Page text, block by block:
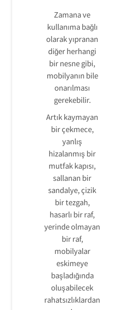
Zamana ve
kullanıma bağlı
olarak yıpranan
diğer herhangi
bir nesne gibi,
mobilyanın bile
onarılması
gerekebilir.
Artık kaymayan
bir çekmece,
yanlış
hizalanmış bir
mutfak kapısı,
sallanan bir
sandalye, çizik
bir tezgah,
hasarlı bir raf,
yerinde olmayan
bir raf,
mobilyalar
eskimeye
başladığında
oluşabilecek
rahatsızlıklardan